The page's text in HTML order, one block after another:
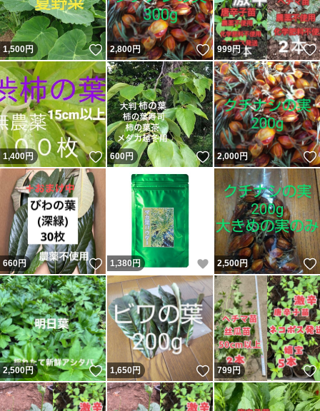
1,500円 いいね！
2,800円 いいね！
999円
1,400円 いいね！
600円 いいね！
2,000円
660円 いいね！
1,380円 いいね！
2,500円
2,500円 いいね！
1,650円 いいね！
799円